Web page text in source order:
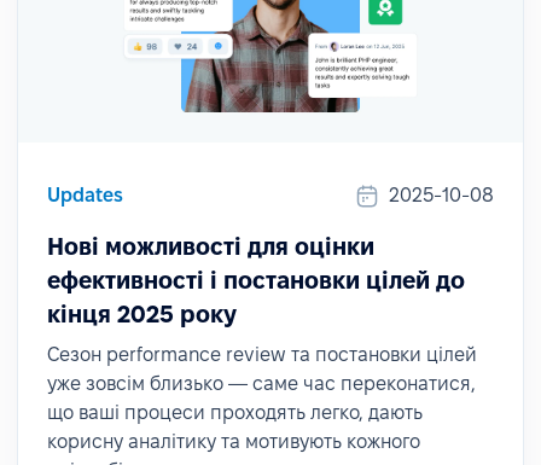
Updates 2025-10-08
Нові можливості для оцінки
ефективності і постановки цілей до
кінця 2025 року
Сезон performance review та постановки цілей
уже зовсім близько — саме час переконатися,
що ваші процеси проходять легко, дають
корисну аналітику та мотивують кожного